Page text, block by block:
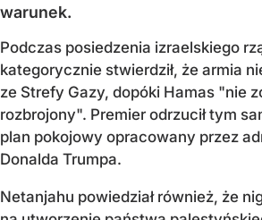
warunek.
Podczas posiedzenia izraelskiego
kategorycznie stwierdził, że armia
ze Strefy Gazy, dopóki Hamas "nie
rozbrojony". Premier odrzucił tym
plan pokojowy opracowany przez
Donalda Trumpa.
Netanjahu powiedział również, że